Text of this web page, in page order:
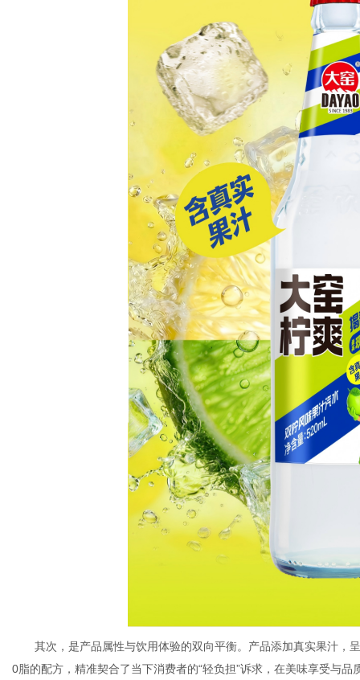
其次，是产品属性与饮用体验的双向平衡。产品添加真实果汁，
0脂的配方，精准契合了当下消费者的“轻负担”诉求，在美味享受与